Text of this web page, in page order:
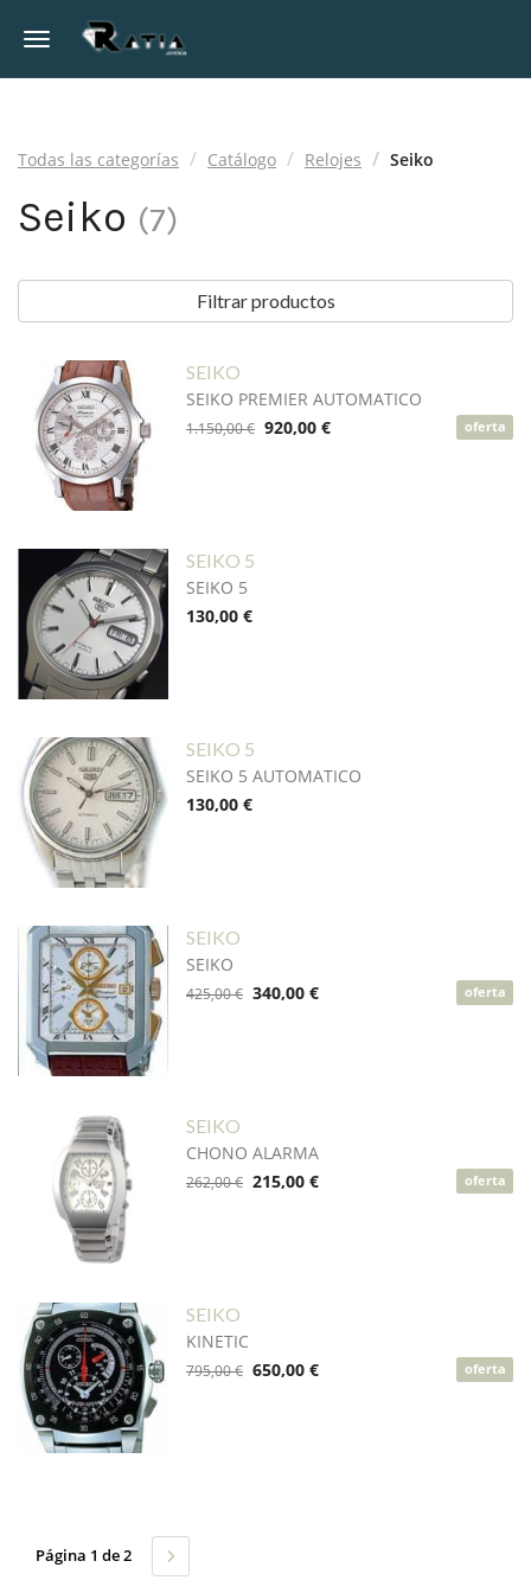
Toggle navigation
Todas las categorías Catálogo Relojes Seiko
Seiko (7)
Filtrar productos
SEIKO
SEIKO PREMIER AUTOMATICO
1.150,00 € 920,00 € oferta
SEIKO 5
SEIKO 5
130,00 €
SEIKO 5
SEIKO 5 AUTOMATICO
130,00 €
SEIKO
SEIKO
425,00 € 340,00 € oferta
SEIKO
CHONO ALARMA
262,00 € 215,00 € oferta
SEIKO
KINETIC
795,00 € 650,00 € oferta
Página 1 de 2